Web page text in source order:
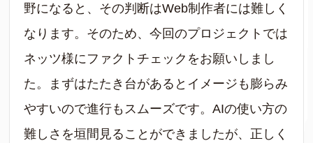
野になると、その判断はWeb制作者には難しく
なります。そのため、今回のプロジェクトでは
ネッツ様にファクトチェックをお願いしまし
た。まずはたたき台があるとイメージも膨らみ
やすいので進行もスムーズです。AIの使い方の
難しさを垣間見ることができましたが、正しく